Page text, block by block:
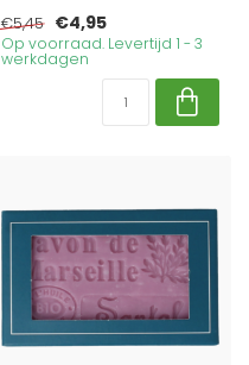
€5,45 €4,95
Op voorraad. Levertijd 1 - 3
werkdagen